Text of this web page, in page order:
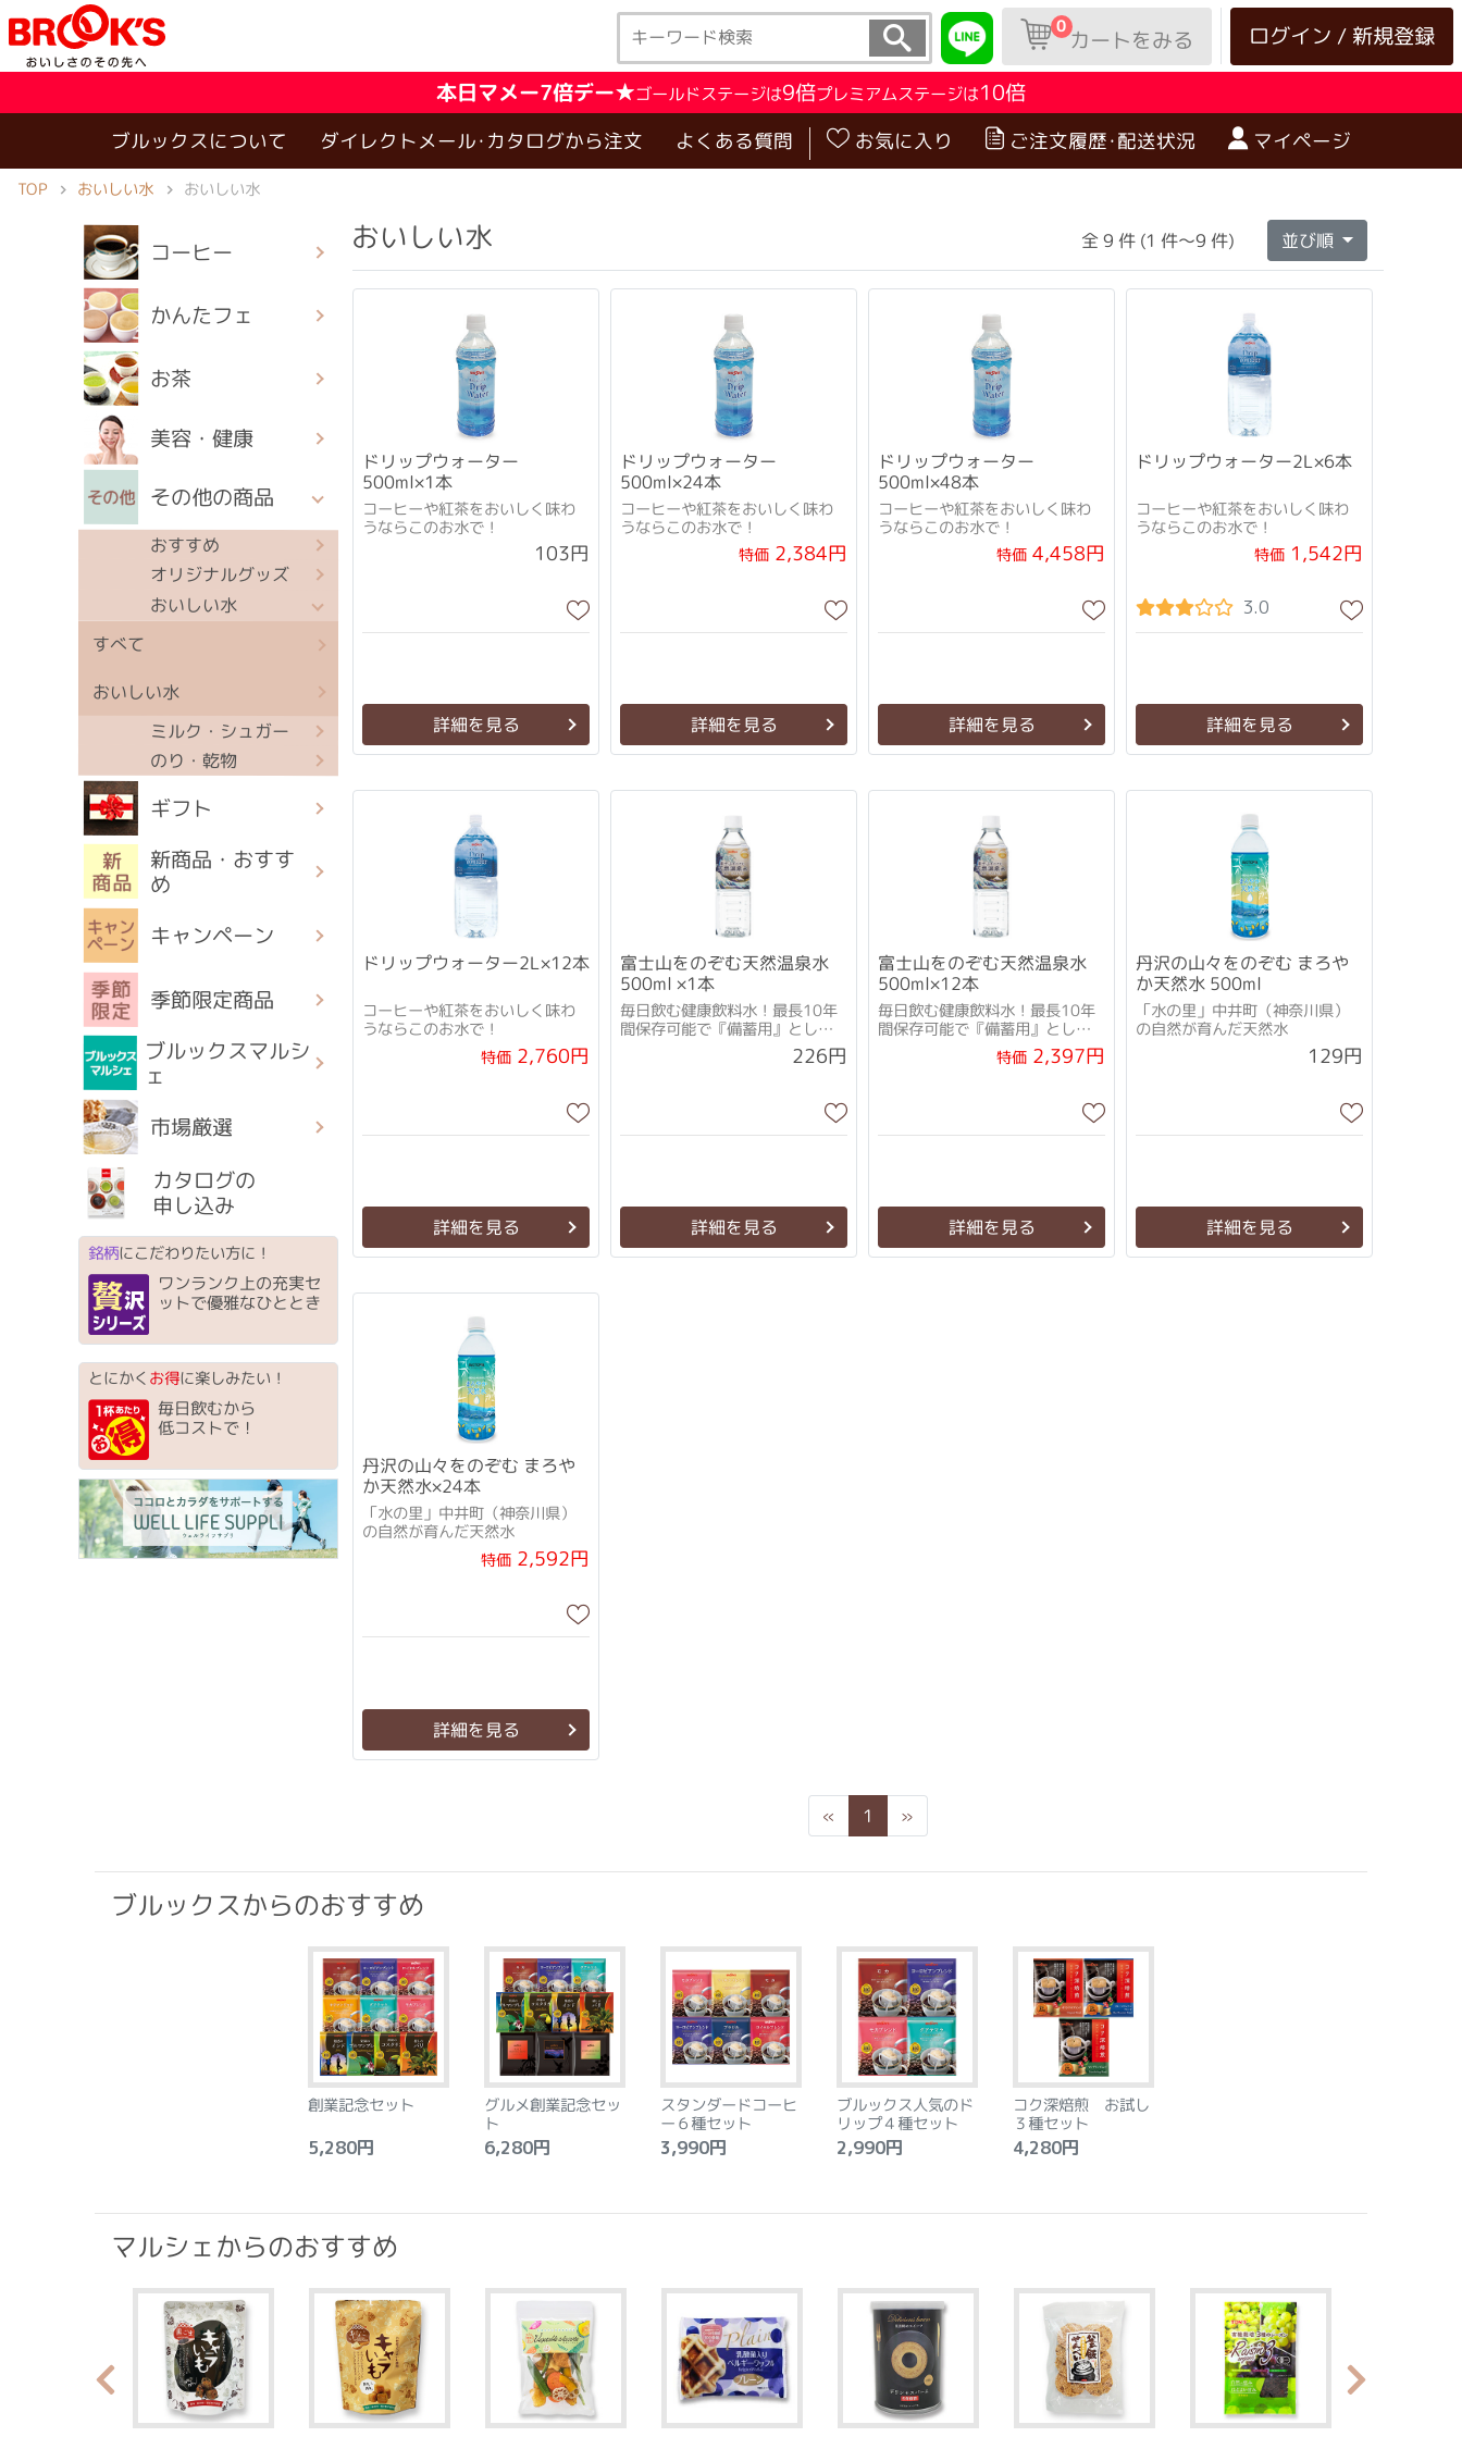
ログイン / 新規登録
0カートをみる
本日マメー7倍デー★ゴールドステージは9倍プレミアムステージは10倍
ブルックスについて ダイレクトメール･カタログから注文 よくある質問 お気に入り ご注文履歴･配送状況 マイページ
TOP おいしい水 おいしい水
コーヒー
かんたフェ
お茶
美容・健康
その他の商品
おすすめ
オリジナルグッズ
おいしい水
すべて
おいしい水
ミルク・シュガー
のり・乾物
ギフト
新商品・おすす
め
キャンペーン
季節限定商品
ブルックスマルシ
ェ
市場厳選
カタログの
申し込み
銘柄にこだわりたい方に！
ワンランク上の充実セ
ットで優雅なひととき
とにかくお得に楽しみたい！
毎日飲むから
低コストで！
おいしい水 全 9 件 (1 件～9 件) 並び順
ドリップウォーター
500ml×1本
コーヒーや紅茶をおいしく味わ
うならこのお水で！
103円
詳細を見る
ドリップウォーター
500ml×24本
コーヒーや紅茶をおいしく味わ
うならこのお水で！
特価 2,384円
詳細を見る
ドリップウォーター
500ml×48本
コーヒーや紅茶をおいしく味わ
うならこのお水で！
特価 4,458円
詳細を見る
ドリップウォーター2L×6本
コーヒーや紅茶をおいしく味わ
うならこのお水で！
特価 1,542円
3.0
詳細を見る
ドリップウォーター2L×12本
コーヒーや紅茶をおいしく味わ
うならこのお水で！
特価 2,760円
詳細を見る
富士山をのぞむ天然温泉水
500ml ×1本
毎日飲む健康飲料水！最長10年
間保存可能で『備蓄用』として
226円
詳細を見る
富士山をのぞむ天然温泉水
500ml×12本
毎日飲む健康飲料水！最長10年
間保存可能で『備蓄用』として
特価 2,397円
詳細を見る
丹沢の山々をのぞむ まろや
か天然水 500ml
「水の里」中井町（神奈川県）
の自然が育んだ天然水
129円
詳細を見る
丹沢の山々をのぞむ まろや
か天然水×24本
「水の里」中井町（神奈川県）
の自然が育んだ天然水
特価 2,592円
詳細を見る
« Previous
1 »Next
ブルックスからのおすすめ
創業記念セット
5,280円
グルメ創業記念セッ
ト
6,280円
スタンダードコーヒ
ー６種セット
3,990円
ブルックス人気のド
リップ４種セット
2,990円
コク深焙煎 お試し
３種セット
4,280円
マルシェからのおすすめ